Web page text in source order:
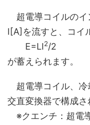
超電導コイルのイ
I[A]を流すと、コイ
E=LI2/2
が蓄えられます。
超電導コイル、冷
交直変換器で構成さ
※クエンチ：超電